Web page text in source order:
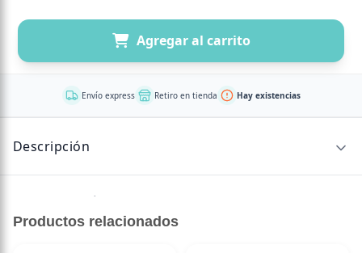
Agregar al carrito
Envío express Retiro en tienda Hay existencias
Descripción
Sin descripción disponible.
Productos relacionados